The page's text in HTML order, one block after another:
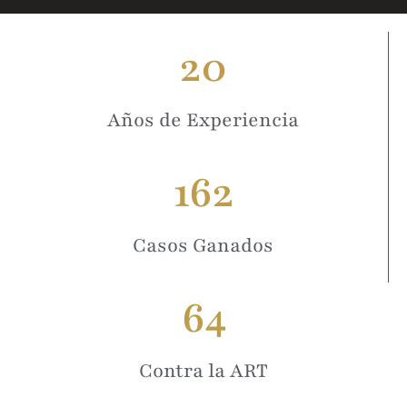
Años de Experiencia
20
Casos Ganados
162
Contra la ART
64